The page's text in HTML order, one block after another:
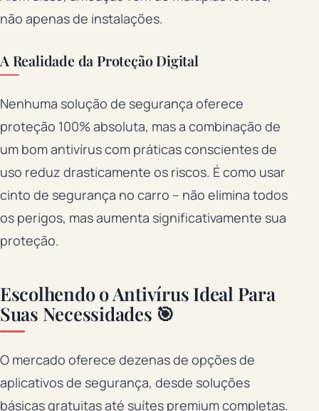
não apenas de instalações.
A Realidade da Proteção Digital
Nenhuma solução de segurança oferece
proteção 100% absoluta, mas a combinação de
um bom antivírus com práticas conscientes de
uso reduz drasticamente os riscos. É como usar
cinto de segurança no carro – não elimina todos
os perigos, mas aumenta significativamente sua
proteção.
Escolhendo o Antivírus Ideal Para
Suas Necessidades 🎯
O mercado oferece dezenas de opções de
aplicativos de segurança, desde soluções
básicas gratuitas até suítes premium completas.